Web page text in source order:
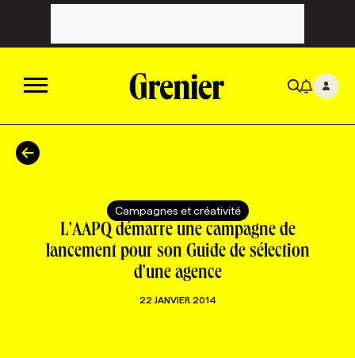
ACTUALITÉS
CATÉGORIES
TOUTES LES CATÉGORIES
CAMPAGNES ET CRÉATIVITÉ
CHRONIQUES
TOUTES LES CHRONIQUES
FORFAITS ABONNEMENT
VOIR TOUTES LES PARUTIONS
INFOLETTRES
INFOLETTRE EN BREF
Campagnes et créativité
L'AAPQ démarre une campagne de
lancement pour son Guide de sélection
d'une agence
22 JANVIER 2014